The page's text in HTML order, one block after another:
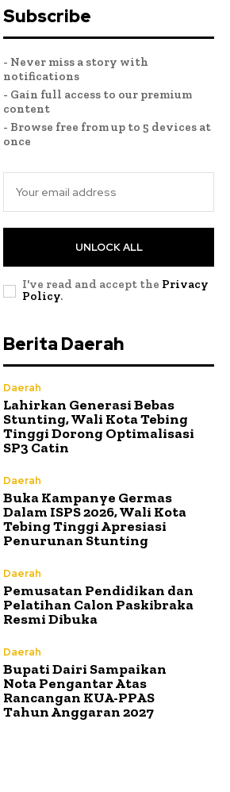
Subscribe
- Never miss a story with
notifications
- Gain full access to our premium
content
- Browse free from up to 5 devices at
once
UNLOCK ALL
I've read and accept the Privacy
Policy.
Berita Daerah
Daerah
Lahirkan Generasi Bebas
Stunting, Wali Kota Tebing
Tinggi Dorong Optimalisasi
SP3 Catin
Daerah
Buka Kampanye Germas
Dalam ISPS 2026, Wali Kota
Tebing Tinggi Apresiasi
Penurunan Stunting
Daerah
Pemusatan Pendidikan dan
Pelatihan Calon Paskibraka
Resmi Dibuka
Daerah
Bupati Dairi Sampaikan
Nota Pengantar Atas
Rancangan KUA-PPAS
Tahun Anggaran 2027